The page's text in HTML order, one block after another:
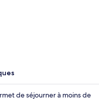
de séjourner à moins de